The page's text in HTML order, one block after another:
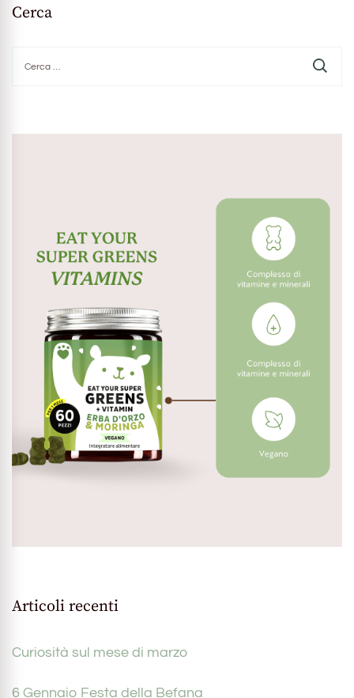
Cerca
per:
Articoli recenti
Curiosità sul mese di marzo
6 Gennaio Festa della Befana